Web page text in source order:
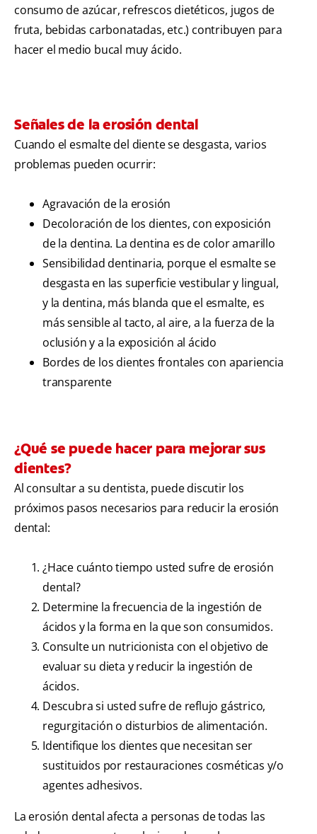
consumo de azúcar, refrescos dietéticos, jugos de
fruta, bebidas carbonatadas, etc.) contribuyen para
hacer el medio bucal muy ácido.
Señales de la erosión dental
Cuando el esmalte del diente se desgasta, varios
problemas pueden ocurrir:
Agravación de la erosión
Decoloración de los dientes, con exposición
de la dentina. La dentina es de color amarillo
Sensibilidad dentinaria, porque el esmalte se
desgasta en las superficie vestibular y lingual,
y la dentina, más blanda que el esmalte, es
más sensible al tacto, al aire, a la fuerza de la
oclusión y a la exposición al ácido
Bordes de los dientes frontales con apariencia
transparente
¿Qué se puede hacer para mejorar sus
dientes?
Al consultar a su dentista, puede discutir los
próximos pasos necesarios para reducir la erosión
dental:
¿Hace cuánto tiempo usted sufre de erosión
dental?
Determine la frecuencia de la ingestión de
ácidos y la forma en la que son consumidos.
Consulte un nutricionista con el objetivo de
evaluar su dieta y reducir la ingestión de
ácidos.
Descubra si usted sufre de reflujo gástrico,
regurgitación o disturbios de alimentación.
Identifique los dientes que necesitan ser
sustituidos por restauraciones cosméticas y/o
agentes adhesivos.
La erosión dental afecta a personas de todas las